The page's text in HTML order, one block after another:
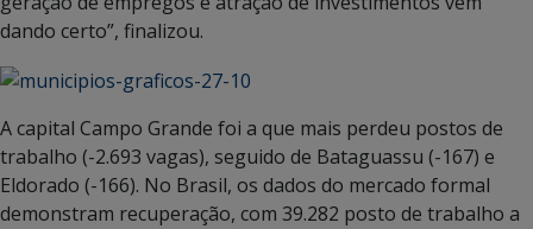
dando certo”, finalizou.
A capital Campo Grande foi a que mais perdeu postos de
trabalho (-2.693 vagas), seguido de Bataguassu (-167) e
Eldorado (-166). No Brasil, os dados do mercado formal
demonstram recuperação, com 39.282 posto de trabalho a